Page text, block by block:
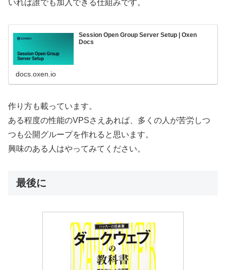
いれば誰でも加入できる仕組みです。
Session Open Group Server Setup | Oxen
Docs
docs.oxen.io
作り方も載っています。
ある程度の性能のVPSさえあれば、多くの人が苦労しつ
つも公開グループを作れると思います。
興味のある人はやってみてください。
最後に